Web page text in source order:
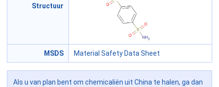
Structuur
MSDS Material Safety Data Sheet
Als u van plan bent om chemicaliën uit China te halen, ga dan